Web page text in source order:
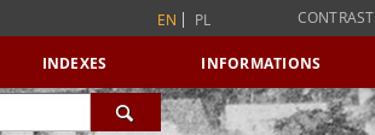
EN PL CONTRAST
INDEXES INFORMATIONS